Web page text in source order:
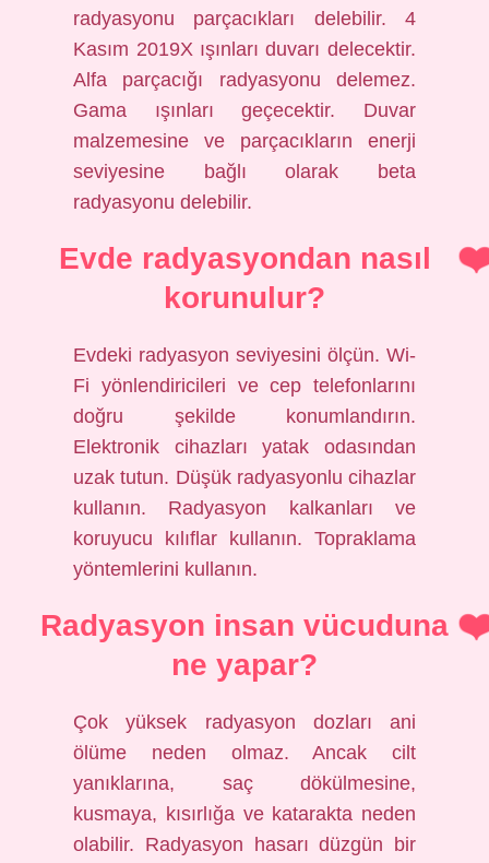
radyasyonu parçacıkları delebilir. 4
Kasım 2019X ışınları duvarı delecektir.
Alfa parçacığı radyasyonu delemez.
Gama ışınları geçecektir. Duvar
malzemesine ve parçacıkların enerji
seviyesine bağlı olarak beta
radyasyonu delebilir.
Evde radyasyondan nasıl
korunulur?
Evdeki radyasyon seviyesini ölçün. Wi-
Fi yönlendiricileri ve cep telefonlarını
doğru şekilde konumlandırın.
Elektronik cihazları yatak odasından
uzak tutun. Düşük radyasyonlu cihazlar
kullanın. Radyasyon kalkanları ve
koruyucu kılıflar kullanın. Topraklama
yöntemlerini kullanın.
Radyasyon insan vücuduna
ne yapar?
Çok yüksek radyasyon dozları ani
ölüme neden olmaz. Ancak cilt
yanıklarına, saç dökülmesine,
kusmaya, kısırlığa ve katarakta neden
olabilir. Radyasyon hasarı düzgün bir